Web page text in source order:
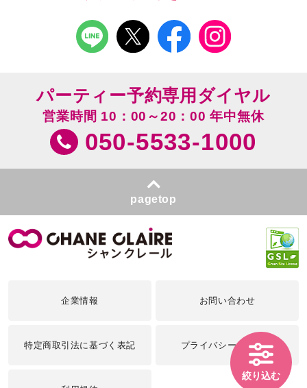
絞り込む
パーティー予約専用ダイヤル
営業時間 10：00～20：00 年中無休
050-5533-1000
pagetop
企業情報 お問い合わせ
特定商取引法に基づく表記 プライバシーポリシー